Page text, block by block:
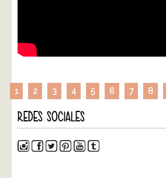
1 2 3 4 5 6 7 8
REDES SOCIALES